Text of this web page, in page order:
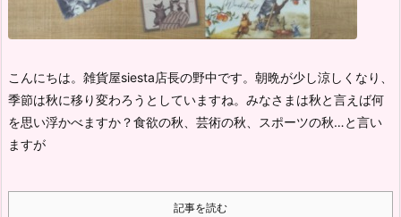
こんにちは。雑貨屋siesta店長の野中です。 朝晩が少し涼しくなり、
季節は秋に移り変わろうとしていますね。 みなさまは秋と言えば何
を思い浮かべますか？食欲の秋、芸術の秋、スポーツの秋…と言い
ますが
記事を読む